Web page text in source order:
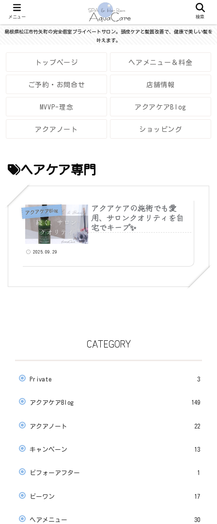
島根県松江市竹矢町の完全個室プライベートサロン。頭皮ケアと髪質改善で、健康で美しい髪を
叶えます。
トップページ ヘアメニュー＆料金
ご予約・お問合せ 店舗情報
MVVP-理念 アクアケアBlog
アクアノート ショッピング
ヘアケア専門
アクアケアBlog
アクアケアの施術でも愛
用、サロンクオリティを自
宅でキープ✨
2025.09.29
CATEGORY
Private 3
アクアケアBlog 149
アクアノート 22
キャンペーン 13
ビフォーアフター 1
ビーワン 17
ヘアメニュー 30
メニュー 検索